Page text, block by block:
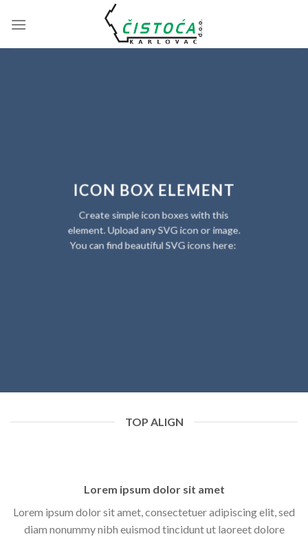
ICON BOX ELEMENT
Create simple icon boxes with this
element. Upload any SVG icon or image.
You can find beautiful SVG icons here:
TOP ALIGN
Lorem ipsum dolor sit amet
Lorem ipsum dolor sit amet, consectetuer adipiscing elit, sed
diam nonummy nibh euismod tincidunt ut laoreet dolore